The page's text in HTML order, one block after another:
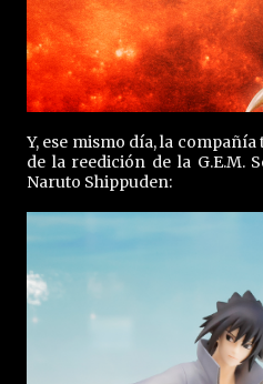
Y, ese mismo día, la
de la reedición de la G.E.M.
Naruto Shippuden: